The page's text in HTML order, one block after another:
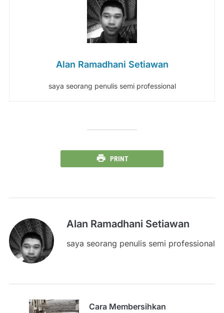
Alan Ramadhani Setiawan
saya seorang penulis semi professional
PRINT
Alan Ramadhani Setiawan
saya seorang penulis semi professional
Cara Membersihkan